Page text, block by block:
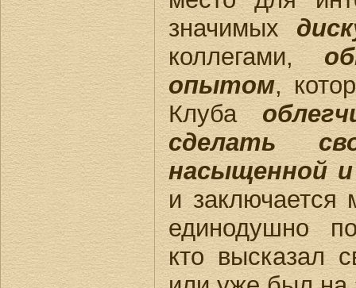
значимых
коллегами,
опытом,
Клуба
сделать
насыщенной
и заключается
единодушно
кто высказал